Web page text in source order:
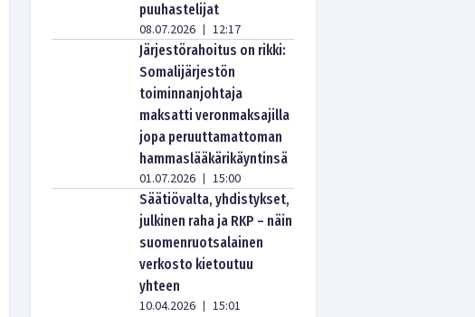
puuhastelijat
08.07.2026 | 12:17
Järjestörahoitus on rikki:
Somalijärjestön
toiminnanjohtaja
maksatti veronmaksajilla
jopa peruuttamattoman
hammaslääkärikäyntinsä
01.07.2026 | 15:00
Säätiövalta, yhdistykset,
julkinen raha ja RKP – näin
suomenruotsalainen
verkosto kietoutuu
yhteen
10.04.2026 | 15:01